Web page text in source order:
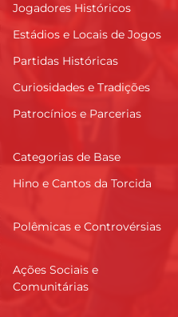
Jogadores Históricos
Estádios e Locais de Jogos
Partidas Históricas
Curiosidades e Tradições
Patrocínios e Parcerias
Categorias de Base
Hino e Cantos da Torcida
Polêmicas e Controvérsias
Ações Sociais e
Comunitárias